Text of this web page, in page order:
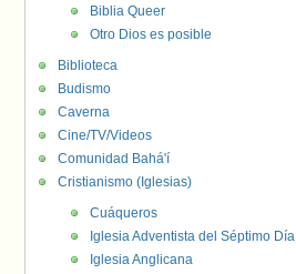
Biblia Queer
Otro Dios es posible
Biblioteca
Budismo
Caverna
Cine/TV/Videos
Comunidad Bahá'í
Cristianismo (Iglesias)
Cuáqueros
Iglesia Adventista del Séptimo Día
Iglesia Anglicana